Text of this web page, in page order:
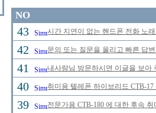
NO
43 시간 지연이 없는 핸드폰 전화 노
42 문의 또는 질문을 올리고 빠른 답
41 내사랑님 방문하시면 이글을 보아
40 취미용 텔레폰 하이브리드 CTB-
39 전문가용 CTB-180 에 대한 후속